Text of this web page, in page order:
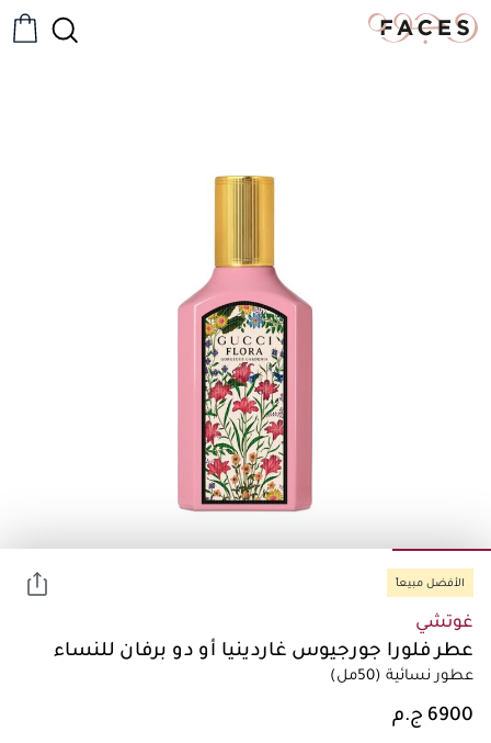
الأفضل مبيعاً
غوتشي
عطر فلورا جورجيوس غاردينيا أو دو برفان للنساء
عطور نسائية (50مل)